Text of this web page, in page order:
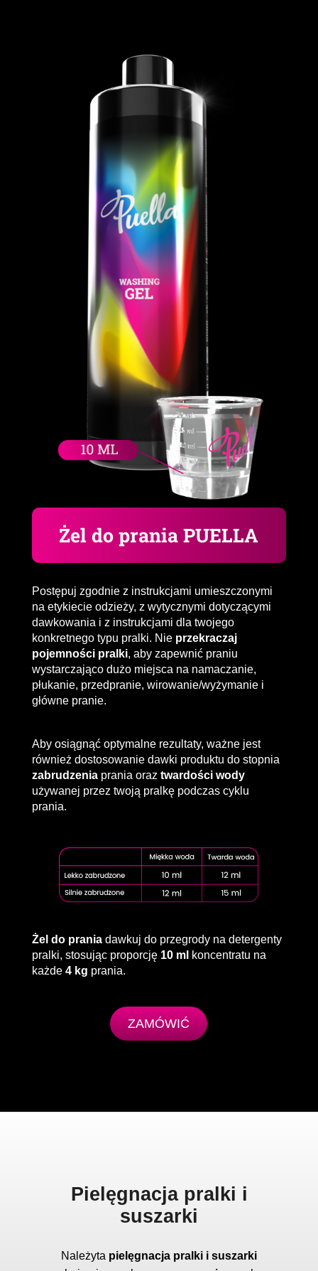
Żel do prania PUELLA
Postępuj zgodnie z instrukcjami umieszczonymi
na etykiecie odzieży, z wytycznymi dotyczącymi
dawkowania i z instrukcjami dla twojego
konkretnego typu pralki. Nie przekraczaj
pojemności pralki, aby zapewnić praniu
wystarczająco dużo miejsca na namaczanie,
płukanie, przedpranie, wirowanie/wyżymanie i
główne pranie.
Aby osiągnąć optymalne rezultaty, ważne jest
również dostosowanie dawki produktu do stopnia
zabrudzeniaprania oraz twardości wody
używanej przez twoją pralkę podczas cyklu
prania.
Żel do praniadawkuj do przegrody na detergenty
pralki, stosując proporcję 10 ml koncentratu na
każde 4 kg prania.
ZAMÓWIĆ
Pielęgnacja pralki i
suszarki
Należyta pielęgnacja pralki i suszarki